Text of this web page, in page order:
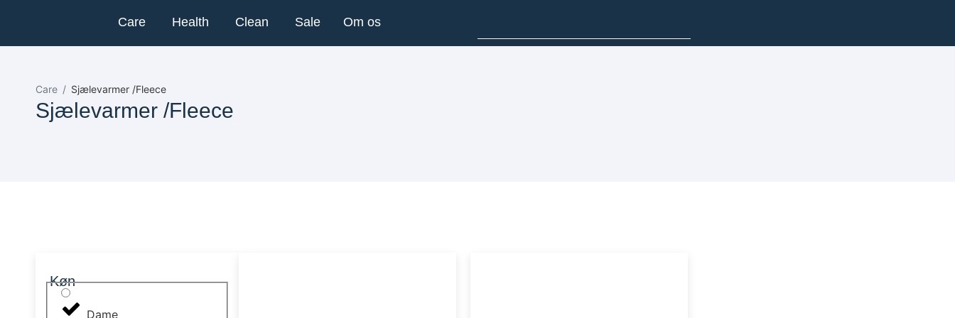
Care Health Clean Sale Om os
Care Sjælevarmer /Fleece
Sjælevarmer /Fleece
Køn
Dame